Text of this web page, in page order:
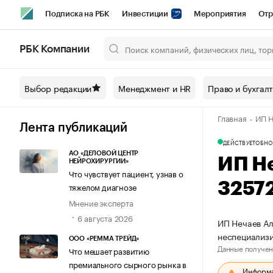
Подписка на РБК Инвестиции Мероприятия
Спецпроекты СПб Конференции СПб Спецпроекты
Технологии и медиа Рынок наличной
РБК Компании
Выбор редакции Менеджмент и HR Право и
Лента публикаций
АО «ДЕЛОВОЙ ЦЕНТР
НЕЙРОХИРУРГИИ»
Что чувствует пациент, узнав о
тяжелом диагнозе
Мнение эксперта
6 августа 2026
ООО «РЕММА ТРЕЙД»
Что мешает развитию
премиального сырного рынка в
Главная ИП
ДЕЙСТВУЕТ
ИП
ИП Нечаев
Данные